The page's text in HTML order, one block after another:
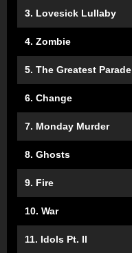
3. Lovesick Lullaby
4. Zombie
5. The Greatest Parade
6. Change
7. Monday Murder
8. Ghosts
9. Fire
10. War
11. Idols Pt. II